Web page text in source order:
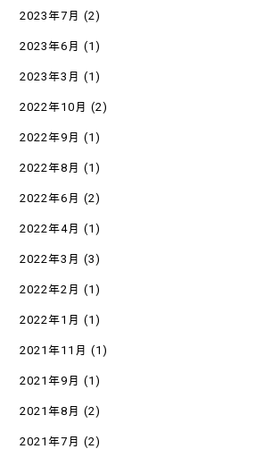
2023年7月 (2)
2023年6月 (1)
2023年3月 (1)
2022年10月 (2)
2022年9月 (1)
2022年8月 (1)
2022年6月 (2)
2022年4月 (1)
2022年3月 (3)
2022年2月 (1)
2022年1月 (1)
2021年11月 (1)
2021年9月 (1)
2021年8月 (2)
2021年7月 (2)